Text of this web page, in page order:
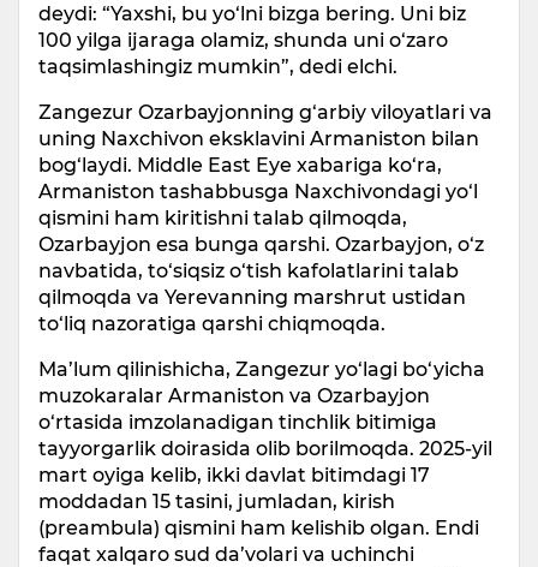
deydi: “Yaxshi, bu yo‘lni bizga bering. Uni biz
100 yilga ijaraga olamiz, shunda uni o‘zaro
taqsimlashingiz mumkin”, dedi elchi.
Zangezur Ozarbаyjonning g‘arbiy viloyatlari va
uning Naxchivon eksklavini Armaniston bilan
bog‘laydi. Middle East Eye xabariga ko‘ra,
Armaniston tashabbusga Naxchivondagi yo‘l
qismini ham kiritishni talab qilmoqda,
Ozarbayjon esa bunga qarshi. Ozarbayjon, o‘z
navbatida, to‘siqsiz o‘tish kafolatlarini talab
qilmoqda va Yerevanning marshrut ustidan
to‘liq nazoratiga qarshi chiqmoqda.
Ma’lum qilinishicha, Zangezur yo‘lagi bo‘yicha
muzokaralar Armaniston va Ozarbayjon
o‘rtasida imzolanadigan tinchlik bitimiga
tayyorgarlik doirasida olib borilmoqda. 2025-yil
mart oyiga kelib, ikki davlat bitimdagi 17
moddadan 15 tasini, jumladan, kirish
(preambula) qismini ham kelishib olgan. Endi
faqat xalqaro sud da’volari va uchinchi